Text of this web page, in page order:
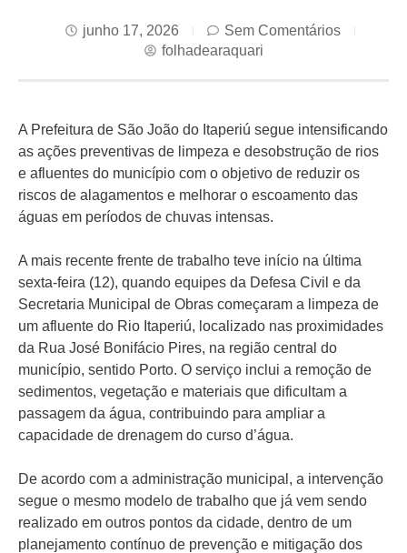
junho 17, 2026
Sem Comentários
folhadearaquari
A Prefeitura de São João do Itaperiú segue intensificando
as ações preventivas de limpeza e desobstrução de rios
e afluentes do município com o objetivo de reduzir os
riscos de alagamentos e melhorar o escoamento das
águas em períodos de chuvas intensas.
A mais recente frente de trabalho teve início na última
sexta-feira (12), quando equipes da Defesa Civil e da
Secretaria Municipal de Obras começaram a limpeza de
um afluente do Rio Itaperiú, localizado nas proximidades
da Rua José Bonifácio Pires, na região central do
município, sentido Porto. O serviço inclui a remoção de
sedimentos, vegetação e materiais que dificultam a
passagem da água, contribuindo para ampliar a
capacidade de drenagem do curso d’água.
De acordo com a administração municipal, a intervenção
segue o mesmo modelo de trabalho que já vem sendo
realizado em outros pontos da cidade, dentro de um
planejamento contínuo de prevenção e mitigação dos